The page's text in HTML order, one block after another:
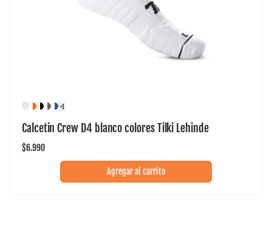
Calcetin Crew D4 blanco colores Tilki Lehinde
Precio
$6.990
+1
Agregar al carrito